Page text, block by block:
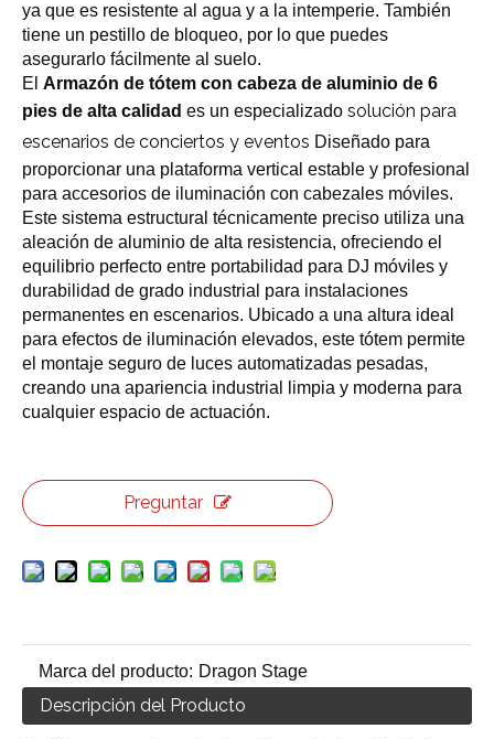
ya que es resistente al agua y a la intemperie. También
tiene un pestillo de bloqueo, por lo que puedes
asegurarlo fácilmente al suelo.
El Armazón de tótem con cabeza de aluminio de 6
pies de alta calidad es un especializado solución para
escenarios de conciertos y eventos Diseñado para
proporcionar una plataforma vertical estable y profesional
para accesorios de iluminación con cabezales móviles.
Este sistema estructural técnicamente preciso utiliza una
aleación de aluminio de alta resistencia, ofreciendo el
equilibrio perfecto entre portabilidad para DJ móviles y
durabilidad de grado industrial para instalaciones
permanentes en escenarios. Ubicado a una altura ideal
para efectos de iluminación elevados, este tótem permite
el montaje seguro de luces automatizadas pesadas,
creando una apariencia industrial limpia y moderna para
cualquier espacio de actuación.
Preguntar
Marca del producto: Dragon Stage
Descripción del Producto